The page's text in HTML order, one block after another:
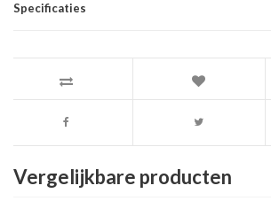
Specificaties
Vergelijkbare producten